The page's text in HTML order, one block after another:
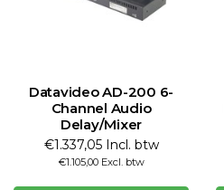
Datavideo AD-200 6-
Channel Audio
Delay/Mixer
€1.337,05 Incl. btw
€1.105,00 Excl. btw